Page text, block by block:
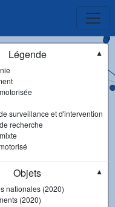
Légende
▼
surveillance et d'intervention
recherche
Objets
▼
nationales (2020)
(2020)